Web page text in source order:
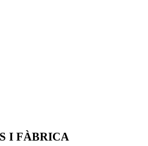
I FÀBRICA